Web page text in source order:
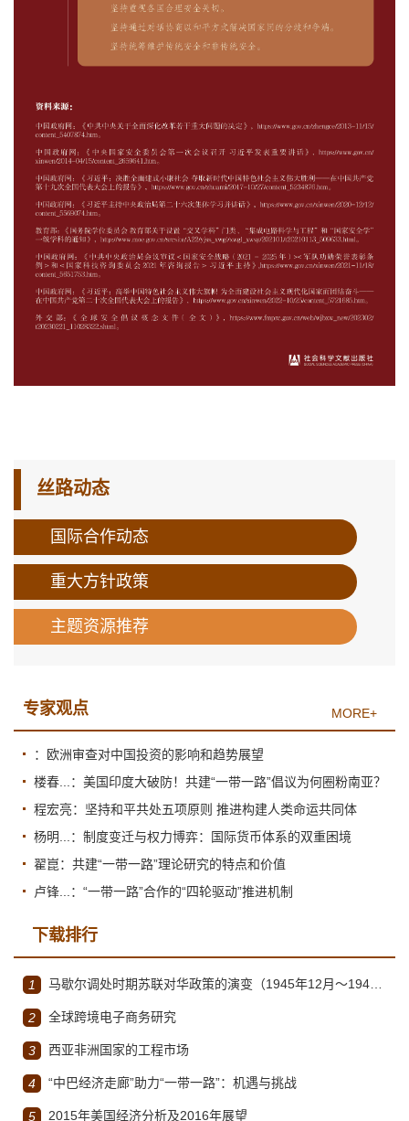
丝路动态
国际合作动态
重大方针政策
主题资源推荐
专家观点 MORE+
：欧洲审查对中国投资的影响和趋势展望
楼春...：美国印度大破防！共建“一带一路”倡议为何圈粉南亚？
程宏亮：坚持和平共处五项原则 推进构建人类命运共同体
杨明...：制度变迁与权力博弈：国际货币体系的双重困境
翟崑：共建“一带一路”理论研究的特点和价值
卢锋...：“一带一路”合作的“四轮驱动”推进机制
下载排行
1 马歇尔调处时期苏联对华政策的演变（1945年12月～1947年1月）
2 全球跨境电子商务研究
3 西亚非洲国家的工程市场
4 “中巴经济走廊”助力“一带一路”：机遇与挑战
5 2015年美国经济分析及2016年展望